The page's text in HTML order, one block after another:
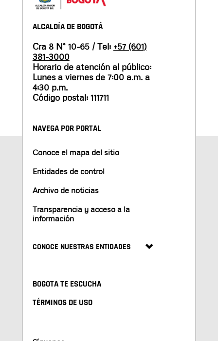
ALCALDÍA DE BOGOTÁ
Cra 8 N° 10-65 / Tel: +57 (601)
381-3000
Horario de atención al público:
Lunes a viernes de 7:00 a.m. a
4:30 p.m.
Código postal: 111711
NAVEGA POR PORTAL
Conoce el mapa del sitio
Entidades de control
Archivo de noticias
Transparencia y acceso a la
información
CONOCE NUESTRAS ENTIDADES
BOGOTA TE ESCUCHA
TÉRMINOS DE USO